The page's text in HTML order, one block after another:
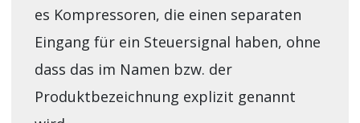
es Kompressoren, die einen separaten
Eingang für ein Steuersignal haben, ohne
dass das im Namen bzw. der
Produktbezeichnung explizit genannt